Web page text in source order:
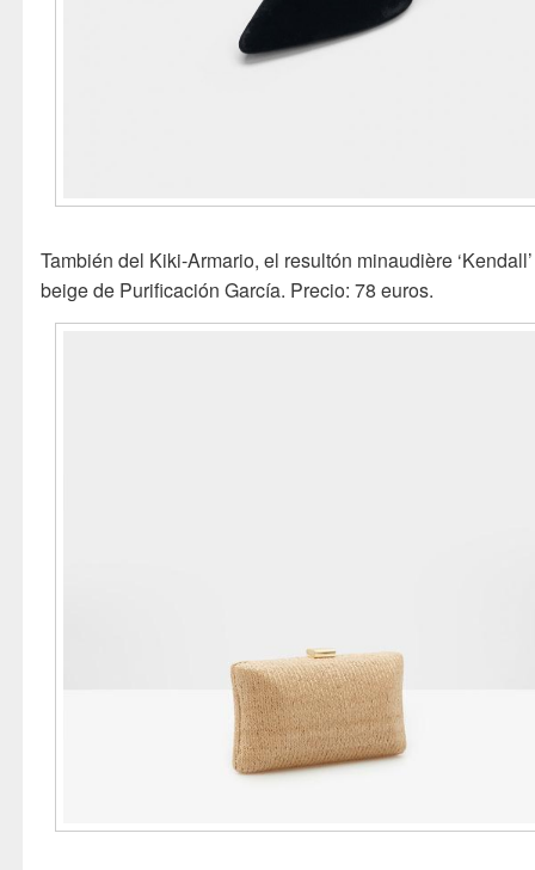
También del Kiki-Armario, el resultón minaudière
beige de Purificación García. Precio: 78 euros.